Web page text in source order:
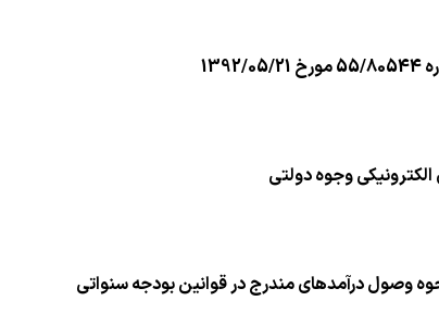
21
وجوه دولتی
وصول درآمدهای مندرج در قوانین بودجه سنواتی